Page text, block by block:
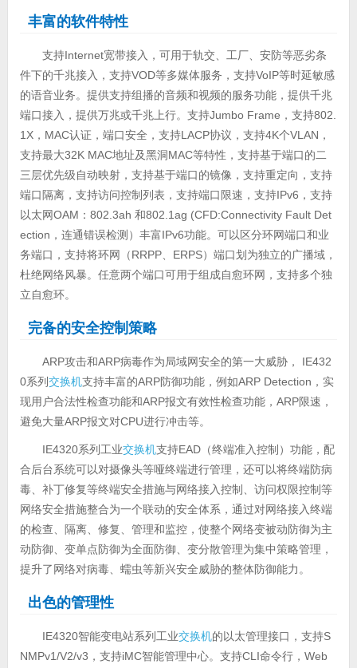
丰富的软件特性
支持Internet宽带接入，可用于轨交、工厂、安防等恶劣条
件下的千兆接入，支持VOD等多媒体服务，支持VoIP等时延敏感
的语音业务。提供支持组播的音频和视频的服务功能，提供千兆
端口接入，提供万兆或千兆上行。支持Jumbo Frame，支持802.
1X，MAC认证，端口安全，支持LACP协议，支持4K个VLAN，
支持最大32K MAC地址及黑洞MAC等特性，支持基于端口的二
三层优先级自动映射，支持基于端口的镜像，支持重定向，支持
端口隔离，支持访问控制列表，支持端口限速，支持IPv6，支持
以太网OAM：802.3ah 和802.1ag (CFD:Connectivity Fault Det
ection，连通错误检测）丰富IPv6功能。可以区分环网端口和业
务端口，支持将环网（RRPP、ERPS）端口划为独立的广播域，
杜绝网络风暴。任意两个端口可用于组成自愈环网，支持多个独
立自愈环。
完备的安全控制策略
ARP攻击和ARP病毒作为局域网安全的第一大威胁， IE432
0系列交换机支持丰富的ARP防御功能，例如ARP Detection，实
现用户合法性检查功能和ARP报文有效性检查功能，ARP限速，
避免大量ARP报文对CPU进行冲击等。
IE4320系列工业交换机支持EAD（终端准入控制）功能，配
合后台系统可以对摄像头等哑终端进行管理，还可以将终端防病
毒、补丁修复等终端安全措施与网络接入控制、访问权限控制等
网络安全措施整合为一个联动的安全体系，通过对网络接入终端
的检查、隔离、修复、管理和监控，使整个网络变被动防御为主
动防御、变单点防御为全面防御、变分散管理为集中策略管理，
提升了网络对病毒、蠕虫等新兴安全威胁的整体防御能力。
出色的管理性
IE4320智能变电站系列工业交换机的以太管理接口，支持S
NMPv1/V2/v3，支持iMC智能管理中心。支持CLI命令行，Web